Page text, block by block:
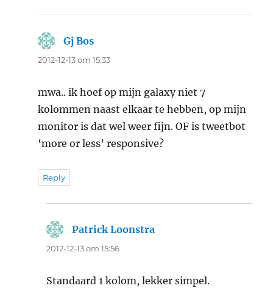
Gj Bos
2012-12-13 om 15:33
mwa.. ik hoef op mijn galaxy niet 7
kolommen naast elkaar te hebben, op mijn
monitor is dat wel weer fijn. OF is tweetbot
‘more or less’ responsive?
Reply
Patrick Loonstra
2012-12-13 om 15:56
Standaard 1 kolom, lekker simpel.